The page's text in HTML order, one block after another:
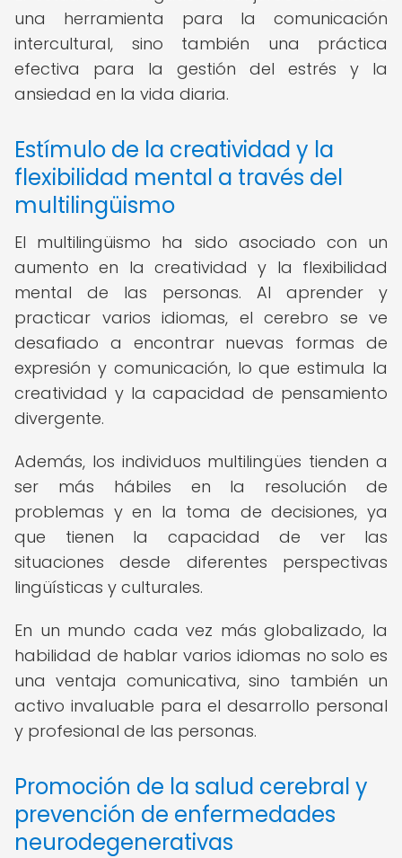
una herramienta para la comunicación
intercultural, sino también una práctica
efectiva para la gestión del estrés y la
ansiedad en la vida diaria.
Estímulo de la creatividad y la
flexibilidad mental a través del
multilingüismo
El multilingüismo ha sido asociado con un
aumento en la creatividad y la flexibilidad
mental de las personas. Al aprender y
practicar varios idiomas, el cerebro se ve
desafiado a encontrar nuevas formas de
expresión y comunicación, lo que estimula la
creatividad y la capacidad de pensamiento
divergente.
Además, los individuos multilingües tienden a
ser más hábiles en la resolución de
problemas y en la toma de decisiones, ya
que tienen la capacidad de ver las
situaciones desde diferentes perspectivas
lingüísticas y culturales.
En un mundo cada vez más globalizado, la
habilidad de hablar varios idiomas no solo es
una ventaja comunicativa, sino también un
activo invaluable para el desarrollo personal
y profesional de las personas.
Promoción de la salud cerebral y
prevención de enfermedades
neurodegenerativas